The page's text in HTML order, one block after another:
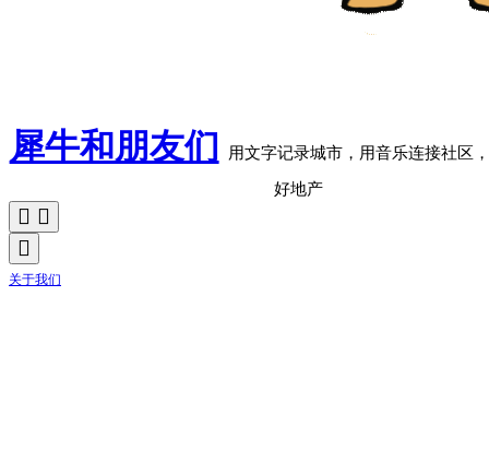
犀牛和朋友们 用文字记录城市，用音乐连接社区
好地产
关于我们